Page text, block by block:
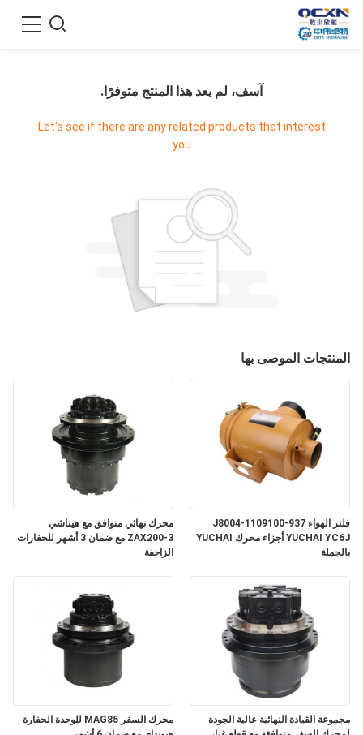
آسف، لم يعد هذا المنتج متوفرًا.
Let's see if there are any related products that interest
you
المنتجات الموصى بها
محرك نهائي متوافق مع هيتاشي
ZAX200-3 مع ضمان 3 أشهر للحفارات
الزاحفة
فلتر الهواء J8004-1109100-937
YUCHAI YC6J أجزاء محرك YUCHAI
بالجملة
محرك السفر MAG85 للوحدة الحفارة
مجموعة القيادة النهائية عالية الجودة